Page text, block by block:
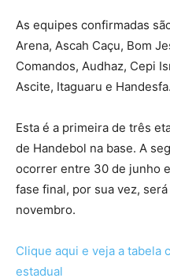
As equipes confirmadas
Arena, Ascah Caçu, Bom
Comandos, Audhaz, Cepi
Ascite, Itaguaru e Handesfa.
Esta é a primeira de três
de Handebol na base. A
ocorrer entre 30 de junho
fase final, por sua vez,
novembro.
Clique aqui e veja a tabela
estadual